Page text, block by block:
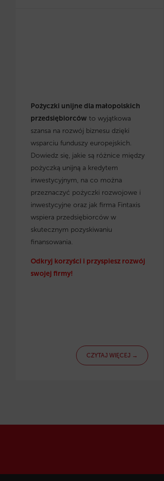
Pożyczki unijne dla małopolskich
przedsiębiorców to wyjątkowa
szansa na rozwój biznesu dzięki
wsparciu funduszy europejskich.
Dowiedz się, jakie są różnice między
pożyczką unijną a kredytem
inwestycyjnym, na co można
przeznaczyć pożyczki rozwojowe i
inwestycyjne oraz jak firma Fintaxis
wspiera przedsiębiorców w
skutecznym pozyskiwaniu
finansowania.
Odkryj korzyści i przyspiesz rozwój
swojej firmy!
CZYTAJ WIĘCEJ →